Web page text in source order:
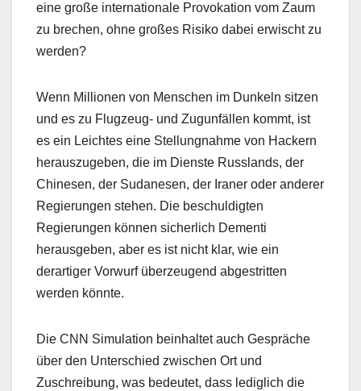
eine große internationale Provokation vom Zaum
zu brechen, ohne großes Risiko dabei erwischt zu
werden?
Wenn Millionen von Menschen im Dunkeln sitzen
und es zu Flugzeug- und Zugunfällen kommt, ist
es ein Leichtes eine Stellungnahme von Hackern
herauszugeben, die im Dienste Russlands, der
Chinesen, der Sudanesen, der Iraner oder anderer
Regierungen stehen. Die beschuldigten
Regierungen können sicherlich Dementi
herausgeben, aber es ist nicht klar, wie ein
derartiger Vorwurf überzeugend abgestritten
werden könnte.
Die CNN Simulation beinhaltet auch Gespräche
über den Unterschied zwischen Ort und
Zuschreibung, was bedeutet, dass lediglich die